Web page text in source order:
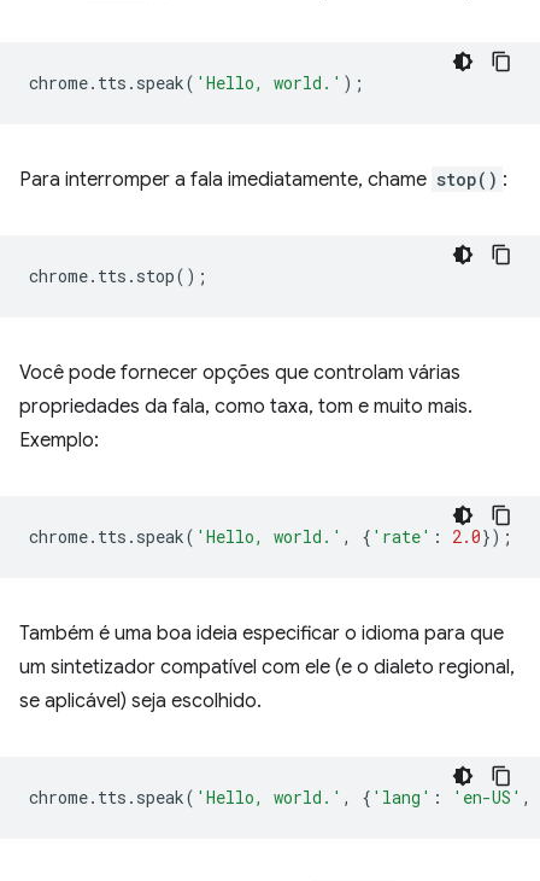
chrome. tts . speak( 'Hello, world.' );
Para interromper a fala imediatamente, chame stop() :
chrome. tts . stop();
Você pode fornecer opções que controlam várias
propriedades da fala, como taxa, tom e muito mais.
Exemplo:
chrome. tts . speak( 'Hello, world.' , { 'rate' : 2.0});
Também é uma boa ideia especificar o idioma para que
um sintetizador compatível com ele (e o dialeto regional,
se aplicável) seja escolhido.
chrome. tts . speak( 'Hello, world.' , { 'lang' : 'en-US' ,